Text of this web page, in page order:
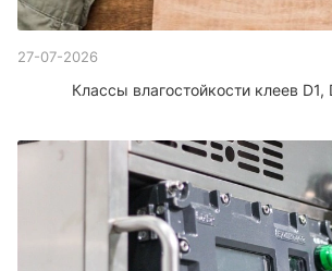
27-07-2026
Классы влагостойкости клеев D1,